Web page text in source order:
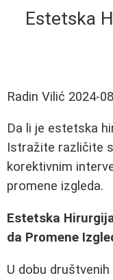
Estetska
Radin Vilić 2024-
Da li je estetska
Istražite različite
korektivnim
promene izgleda.
Estetska
da Promene
U dobu